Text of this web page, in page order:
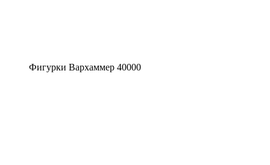
Фигурки Вархаммер 40000